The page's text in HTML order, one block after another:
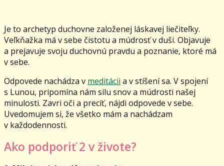
Je to archetyp duchovne založenej láskavej liečiteľky.
Veľkňažka má v sebe čistotu a múdrosť v duši. Objavuje
a prejavuje svoju duchovnú pravdu a poznanie, ktoré má
v sebe.
Odpovede nachádza v meditácii a v stíšení sa. V spojení
s Lunou, pripomína nám silu snov a múdrosti našej
minulosti. Zavri oči a precíť, nájdi odpovede v sebe.
Uvedomujem si, že všetko mám a nachádzam
v každodennosti.
Ako podporiť 2 v živote?